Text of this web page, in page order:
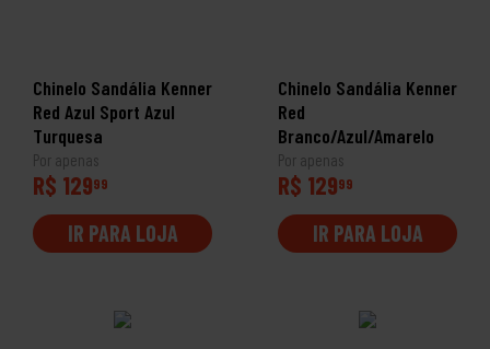
Chinelo Sandália Kenner
Red Azul Sport Azul
Turquesa
Por apenas
R$ 12999
IR PARA LOJA
Chinelo Sandália Kenner
Red
Branco/Azul/Amarelo
Por apenas
R$ 12999
IR PARA LOJA